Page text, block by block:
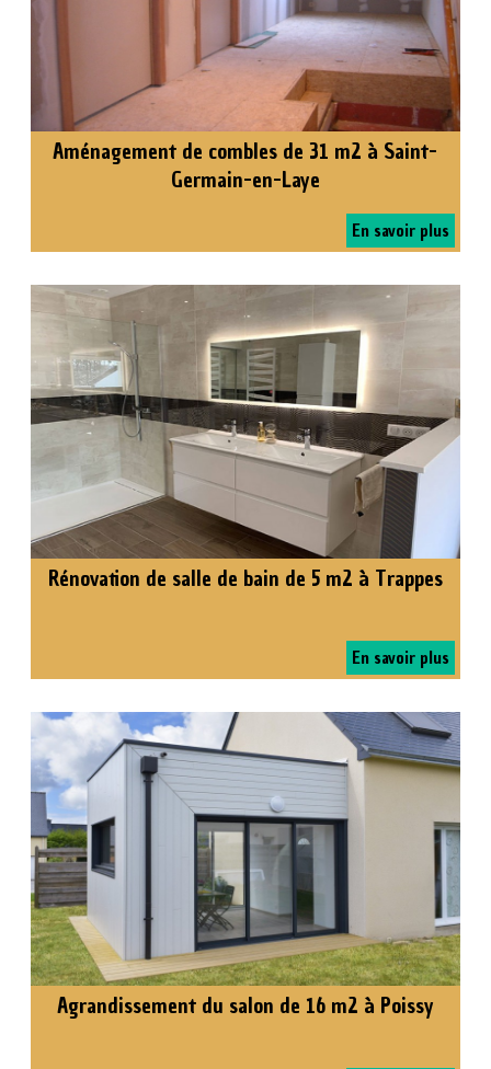
Aménagement de combles de 31 m2 à Saint-
Germain-en-Laye
En savoir plus
Rénovation de salle de bain de 5 m2 à Trappes
En savoir plus
Agrandissement du salon de 16 m2 à Poissy